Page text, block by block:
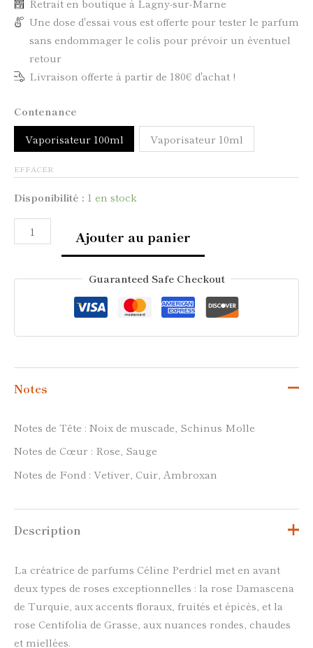
Retrait en boutique à Lagny-sur-Marne
Une dose d'essai vous est offerte pour tester le parfum
sans endommager le colis pour prévoir un éventuel
retour
Livraison offerte à partir de 180€ d'achat !
Contenance
Vaporisateur 100ml
Vaporisateur 10ml
EFFACER
Disponibilité : 1 en stock
Ajouter au panier
Guaranteed Safe Checkout
Notes
Notes de Tête : Noix de muscade, Schinus Molle
Notes de Cœur : Rose, Sauge
Notes de Fond : Vetiver, Cuir, Ambroxan
Description
La créatrice de parfums Céline Perdriel met en avant
deux types de roses exceptionnelles : la rose Damascena
de Turquie, aux accents floraux, fruités et épicés, et la
rose Centifolia de Grasse, aux nuances rondes, chaudes
et miellées.